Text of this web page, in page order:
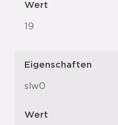
Wert
19
Eigenschaften
slw0
Wert